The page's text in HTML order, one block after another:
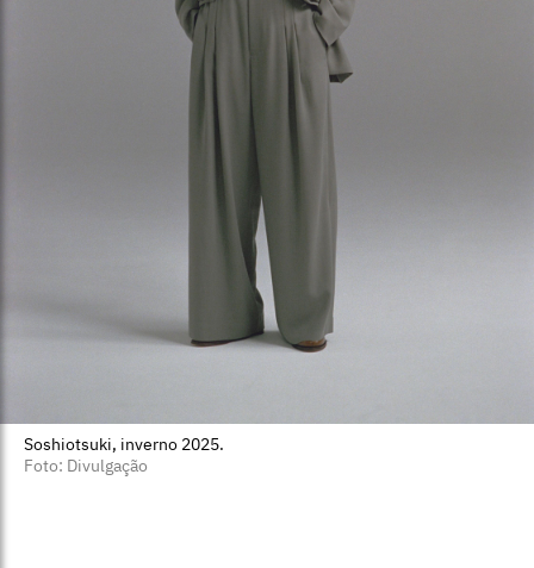
Soshiotsuki, inverno 2025.
Foto: Divulgação